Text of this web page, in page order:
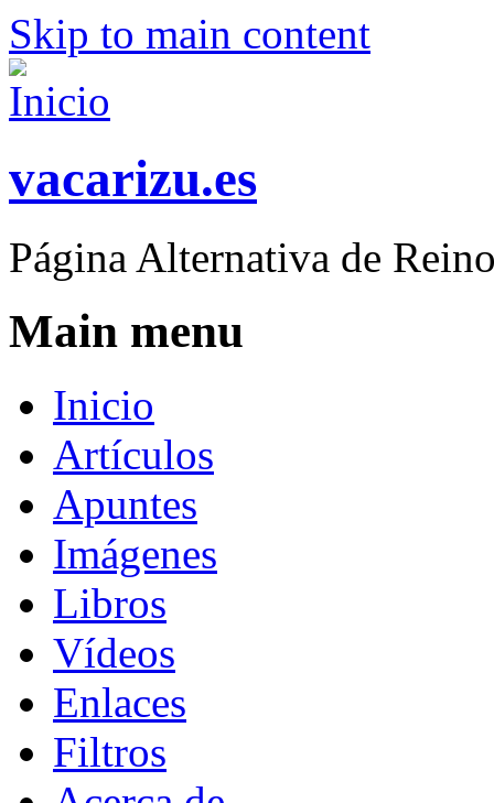
Skip to main content
vacarizu.es
Página Alternativa de
Main menu
Inicio
Artículos
Apuntes
Imágenes
Libros
Vídeos
Enlaces
Filtros